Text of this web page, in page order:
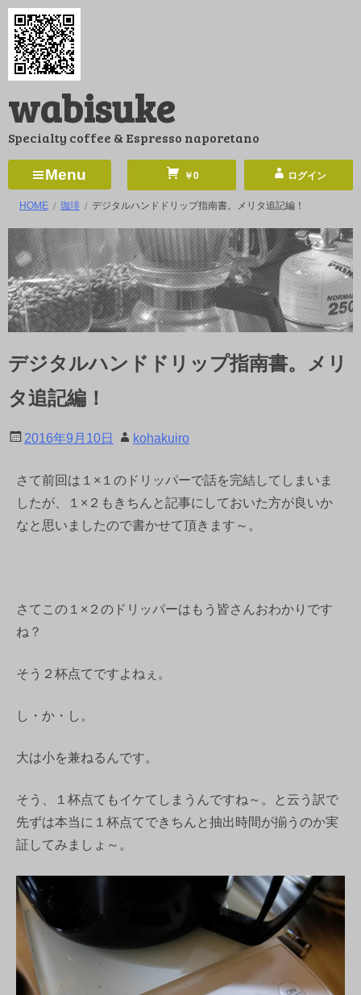
コ
ン
ツ
ス
ッ
wabisuke
Specialty coffee & Espresso naporetano
Menu ￥0 ログイン
HOME 珈琲 デジタルハンドドリップ指南書。メリタ追記編！
デジタルハンドドリップ指南書。メリ
タ追記編！
2016年9月10日 kohakuiro
さて前回は１×１のドリッパーで話を完結してしまいま
したが、１×２もきちんと記事にしておいた方が良いか
なと思いましたので書かせて頂きます～。
さてこの１×２のドリッパーはもう皆さんおわかりです
ね？
そう２杯点てですよねぇ。
し・か・し。
大は小を兼ねるんです。
そう、１杯点てもイケてしまうんですね～。と云う訳で
先ずは本当に１杯点てできちんと抽出時間が揃うのか実
証してみましょ～。